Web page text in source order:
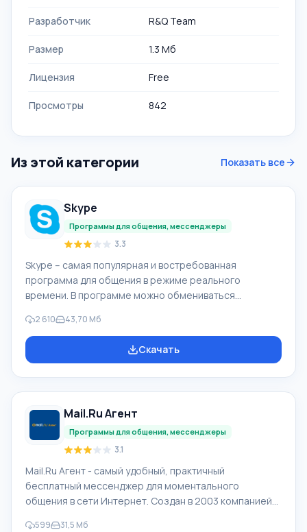
Разработчик R&Q Team
Размер 1.3 Мб
Лицензия Free
Просмотры 842
Из этой категории Показать все
Skype
Программы для общения, мессенджеры
3.3
Skype – самая популярная и востребованная
программа для общения в режиме реального
времени. В программе можно обмениваться
создавать видеосвязь. С помощью этого
мессенджера можно максимально комфортно
общаться с людьми, находящимися в любой точке
сможете скачать Скайп бесплатно без регистрации.
Вне зависимости от того, ус
2 610 43,70 Мб
Скачать
Mail.Ru Агент
Программы для общения, мессенджеры
3.1
Mail.Ru Агент - самый удобный, практичный
бесплатный мессенджер для моментального
общения в сети Интернет. Создан в 2003 компанией
599 31,5 Мб